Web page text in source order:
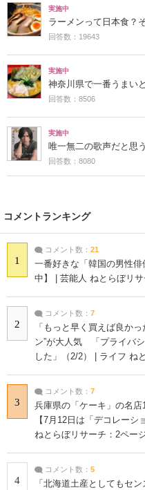
実施中
ラーメンって日本食？
回答数：19643
実施中
神奈川県で一番うまい
回答数：8506
実施中
唯一無二の歌声だと思
回答数：8080
コメントランキング
1
コメント数： 21
一番好きな「韓国の男性
中】 | 芸能人 ねとらぼリサ
2
コメント数： 7
「もっと早く買えば良か
ン”が大人気 「プライバ
した」（2/2） | ライフ ね
3
コメント数： 7
兵庫県の「ケーキ」の名
【7月12日は「デコレー
ねとらぼリサーチ：2ペー
4
コメント数： 5
「北海道土産としてもセ